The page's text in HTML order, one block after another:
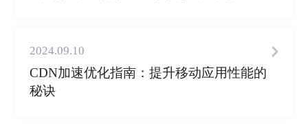
2024.09.10
CDN加速优化指南：提升移动应用性能的
秘诀